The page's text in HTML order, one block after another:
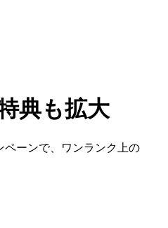
典も拡大
ーンで、 ワンランク上の